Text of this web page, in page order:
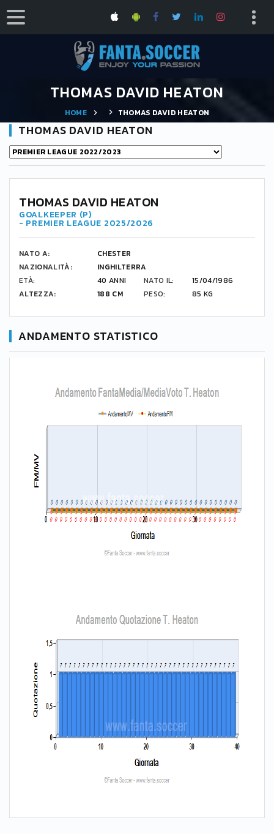
THOMAS DAVID HEATON
HOME THOMAS DAVID HEATON
THOMAS DAVID HEATON
-
THOMAS DAVID HEATON
GOALKEEPER (P)
- PREMIER LEAGUE 2025/2026
NATO A:
CHESTER
NAZIONALITÀ:
INGHILTERRA
ETÀ:
40 ANNI NATO IL:
15/04/1986
ALTEZZA:
188 CM PESO: 85 KG
ANDAMENTO STATISTICO